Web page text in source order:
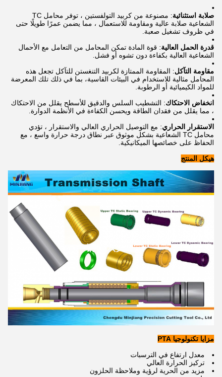
صلابة استثنائية
: مصنوعة من كربيد التولفستين ، توفر محامل TC
الشعاعية صلابة عالية ومقاومة للاستعمال ، مما يضمن عمرًا طويلًا حتى
في ظروف تشغيل صعبة.
قدرة الحمل العالية: قوة المادة تمكن المحامل من التعامل مع الأحمال
الشعاعية العالية بكفاءة دون تشوه أو فشل.
مقاومة التآكل: المقاومة الممتازة لكربيد التنغستن للتآكل تجعل هذه
المحامل مثالية للاستخدام في البيئات القاسية، بما في ذلك تلك المعرضة
للمواد الكيميائية أو الرطوبة.
انخفاض الاحتكاك: التشطيب السلس والدقيق للأسطح يقلل من الاحتكاك
، مما يقلل من فقدان الطاقة ويحسن الكفاءة في الأنظمة الدوارة.
الاستقرار الحراري: مع التوصيل الحراري العالي والاستقرار ، تؤدي
محامل TC الشعاعية بشكل موثوق عبر نطاق درجة حرارة واسع ، مع
الحفاظ على خصائصها الميكانيكية.
هيكل المنتج
مزايا تكنولوجيا PTA
معدل ارتفاع في الترسبات
تركيز الحرارة العالي
مزيد من الحرية لرؤية وملاحظة الحلزون